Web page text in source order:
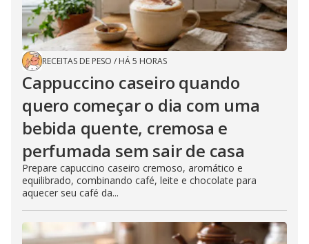
RECEITAS DE PESO / HÁ 5 HORAS
Cappuccino caseiro quando
quero começar o dia com uma
bebida quente, cremosa e
perfumada sem sair de casa
Prepare capuccino caseiro cremoso, aromático e
equilibrado, combinando café, leite e chocolate para
aquecer seu café da...